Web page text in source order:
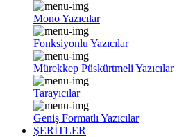
Mono Yazıcılar
Fonksiyonlu Yazıcılar
Mürekkep Püskürtmeli Yazıcılar
Tarayıcılar
Geniş Formatlı Yazıcılar
ŞERİTLER